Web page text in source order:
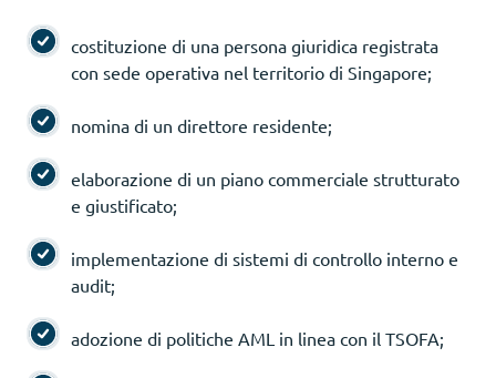
costituzione di una persona giuridica registrata
con sede operativa nel territorio di Singapore;
nomina di un direttore residente;
elaborazione di un piano commerciale strutturato
e giustificato;
implementazione di sistemi di controllo interno e
audit;
adozione di politiche AML in linea con il TSOFA;